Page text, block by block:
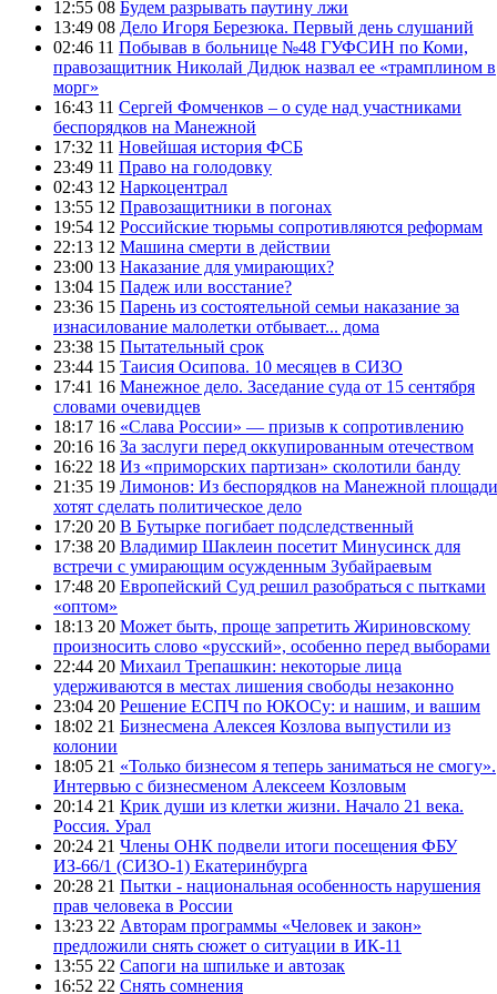
12:55 08 Будем разрывать паутину лжи
13:49 08 Дело Игоря Березюка. Первый день слушаний
02:46 11 Побывав в больнице №48 ГУФСИН по Коми,
правозащитник Николай Дидюк назвал ее «трамплином в
морг»
16:43 11 Сергей Фомченков – о суде над участниками
беспорядков на Манежной
17:32 11 Новейшая история ФСБ
23:49 11 Право на голодовку
02:43 12 Наркоцентрал
13:55 12 Правозащитники в погонах
19:54 12 Российские тюрьмы сопротивляются реформам
22:13 12 Машина смерти в действии
23:00 13 Наказание для умирающих?
13:04 15 Падеж или восстание?
23:36 15 Парень из состоятельной семьи наказание за
изнасилование малолетки отбывает... дома
23:38 15 Пытательный срок
23:44 15 Таисия Осипова. 10 месяцев в СИЗО
17:41 16 Манежное дело. Заседание суда от 15 сентября
словами очевидцев
18:17 16 «Слава России» — призыв к сопротивлению
20:16 16 За заслуги перед оккупированным отечеством
16:22 18 Из «приморских партизан» сколотили банду
21:35 19 Лимонов: Из беспорядков на Манежной площади
хотят сделать политическое дело
17:20 20 В Бутырке погибает подследственный
17:38 20 Владимир Шаклеин посетит Минусинск для
встречи с умирающим осужденным Зубайраевым
17:48 20 Европейский Суд решил разобраться с пытками
«оптом»
18:13 20 Может быть, проще запретить Жириновскому
произносить слово «русский», особенно перед выборами
22:44 20 Михаил Трепашкин: некоторые лица
удерживаются в местах лишения свободы незаконно
23:04 20 Решение ЕСПЧ по ЮКОСу: и нашим, и вашим
18:02 21 Бизнесмена Алексея Козлова выпустили из
колонии
18:05 21 «Только бизнесом я теперь заниматься не смогу».
Интервью с бизнесменом Алексеем Козловым
20:14 21 Крик души из клетки жизни. Начало 21 века.
Россия. Урал
20:24 21 Члены ОНК подвели итоги посещения ФБУ
ИЗ-66/1 (СИЗО-1) Екатеринбурга
20:28 21 Пытки - национальная особенность нарушения
прав человека в России
13:23 22 Авторам программы «Человек и закон»
предложили снять сюжет о ситуации в ИК-11
13:55 22 Сапоги на шпильке и автозак
16:52 22 Снять сомнения